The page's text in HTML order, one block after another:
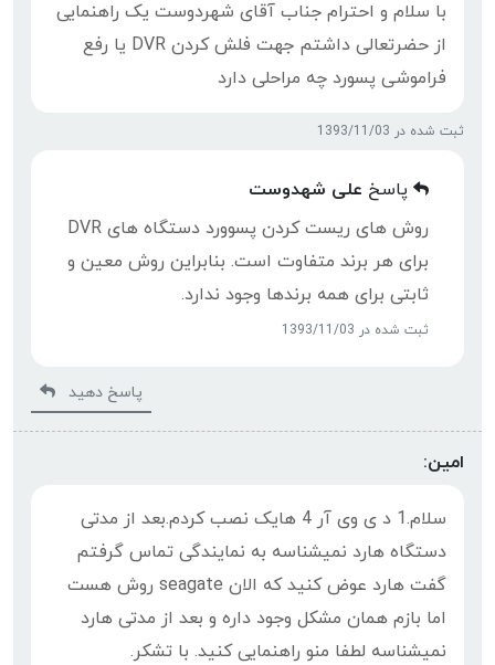
با سلام و احترام جناب آقای شهردوست یک راهنمایی
از حضرتعالی داشتم جهت فلش کردن DVR یا رفع
فراموشی پسورد چه مراحلی دارد
ثبت شده در 1393/11/03
پاسخ علی شهدوست
روش های ریست کردن پسوورد دستگاه های DVR
برای هر برند متفاوت است. بنابراین روش معین و
ثابتی برای همه برندها وجود ندارد.
ثبت شده در 1393/11/03
پاسخ دهید
امین:
سلام.1 د ی وی آر 4 هایک نصب کردم.بعد از مدتی
دستگاه هارد نمیشناسه به نمایندگی تماس گرفتم
گفت هارد عوض کنید که الان seagate روش هست
اما بازم همان مشکل وجود داره و بعد از مدتی هارد
نمیشناسه لطفا منو راهنمایی کنید. با تشکر.